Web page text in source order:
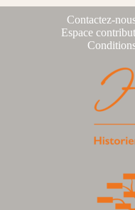
Contactez-
Espace